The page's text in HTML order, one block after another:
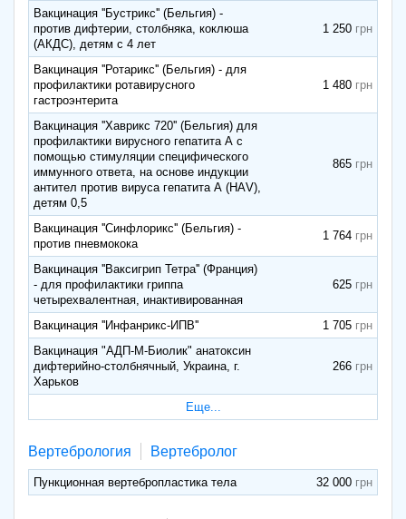
Вакцинация ''Бустрикс'' (Бельгия) -
против дифтерии, столбняка, коклюша
(АКДС), детям с 4 лет
1 250
Вакцинация ''Ротарикс'' (Бельгия) - для
профилактики ротавирусного
гастроэнтерита
1 480
Вакцинация ''Хаврикс 720'' (Бельгия) для
профилактики вирусного гепатита А с
помощью стимуляции специфического
иммунного ответа, на основе индукции
антител против вируса гепатита А (НАV),
детям 0,5
865
Вакцинация ''Синфлорикс'' (Бельгия) -
против пневмокока
1 764
Вакцинация ''Ваксигрип Тетра'' (Франция)
- для профилактики гриппа
четырехвалентная, инактивированная
625
Вакцинация ''Инфанрикс-ИПВ''
1 705
Вакцинация "АДП-М-Биолик" анатоксин
дифтерийно-столбнячный, Украина, г.
Харьков
266
Еще...
Вертебрология Вертебролог
Пункционная вертебропластика тела 32 000